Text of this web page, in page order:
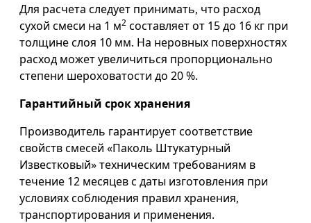
Для расчета следует принимать, что расход
сухой смеси на 1 м2 составляет от 15 до 16 кг при
толщине слоя 10 мм. На неровных поверхностях
расход может увеличиться пропорционально
степени шероховатости до 20 %.
Гарантийный срок хранения
Производитель гарантирует соответствие
свойств смесей «Паколь Штукатурный
Известковый» техническим требованиям в
течение 12 месяцев с даты изготовления при
условиях соблюдения правил хранения,
транспортирования и применения.